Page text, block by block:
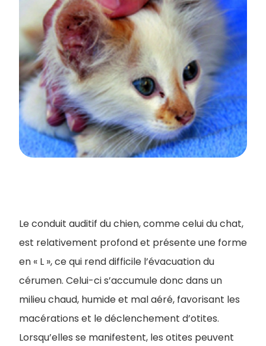
Le conduit auditif du chien, comme celui du chat,
est relativement profond et présente une forme
en « L », ce qui rend difficile l’évacuation du
cérumen. Celui-ci s’accumule donc dans un
milieu chaud, humide et mal aéré, favorisant les
macérations et le déclenchement d’otites.
Lorsqu’elles se manifestent, les otites peuvent